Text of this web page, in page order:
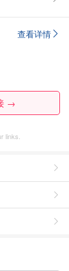
查看详情
→
links.